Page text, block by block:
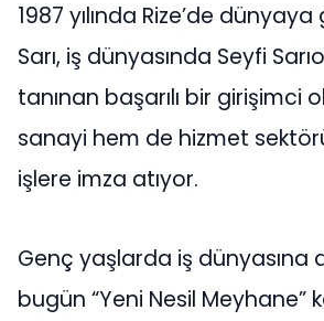
1987 yılında Rize’de
Sarı, iş dünyasında Seyfi
tanınan başarılı bir girişimci
sanayi hem de hizmet
işlere imza atıyor.
Genç yaşlarda iş dünyasına
bugün “Yeni Nesil Meyhane”